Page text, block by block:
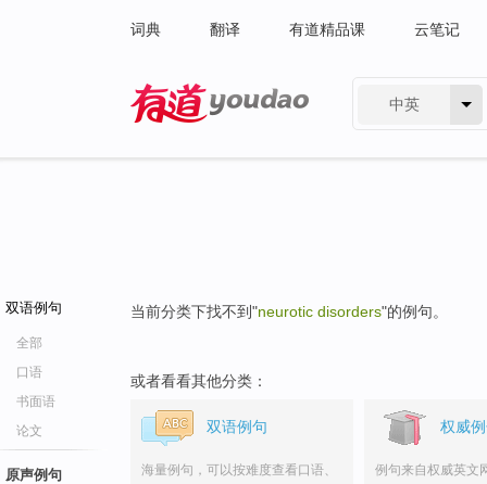
词典 翻译 有道精品课 云笔记
中英
双语例句
全部
口语
书面语
论文
原声例句
当前分类下找不到"neurotic disorders"的例句。
或者看看其他分类：
双语例句
海量例句，可以按难度查看口语、
权威
例句来自权威英文